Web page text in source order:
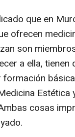
que en
ofrecen
son
a ella,
cosas